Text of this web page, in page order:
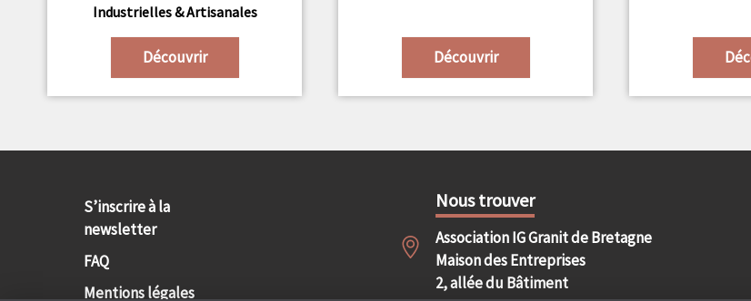
Industrielles & Artisanales
Découvrir Découvrir
S’inscrire à la
newsletter
FAQ
Mentions légales
Nous trouver
Association IG Granit de Bretagne
Maison des Entreprises
2, allée du Bâtiment